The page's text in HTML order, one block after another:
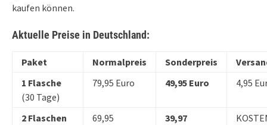
kaufen können.
Aktuelle Preise in Deutschland:
Paket Normalpreis Sonderpreis
1 Flasche
(30 Tage)
79,95 Euro 49,95 Euro 4,95
2 Flaschen
69,95
39,97